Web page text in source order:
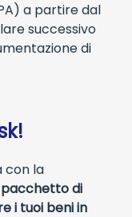
a partire dal
successivo
di
con la
di
i tuoi beni in